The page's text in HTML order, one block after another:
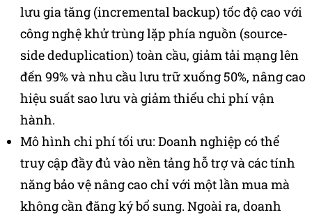
lưu gia tăng (incremental backup) tốc độ cao với
công nghệ khử trùng lặp phía nguồn (source-
side deduplication) toàn cầu, giảm tải mạng lên
đến 99% và nhu cầu lưu trữ xuống 50%, nâng cao
hiệu suất sao lưu và giảm thiểu chi phí vận
hành.
Mô hình chi phí tối ưu: Doanh nghiệp có thể
truy cập đầy đủ vào nền tảng hỗ trợ và các tính
năng bảo vệ nâng cao chỉ với một lần mua mà
không cần đăng ký bổ sung. Ngoài ra, doanh